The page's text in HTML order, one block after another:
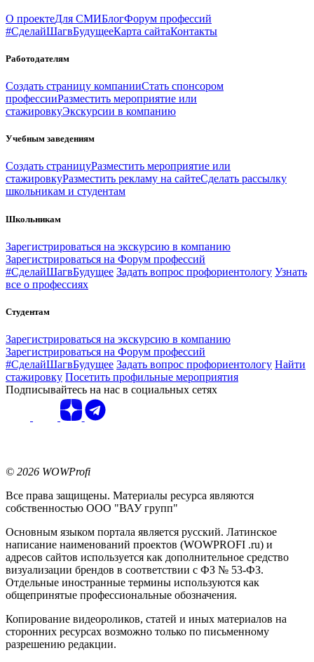
О проектеДля СМИБлогФорум профессий
#СделайШагвБудущееКарта сайтаКонтакты
Работодателям
Создать страницу компанииСтать спонсором
профессииРазместить мероприятие или
стажировкуЭкскурсии в компанию
Учебным заведениям
Создать страницуРазместить мероприятие или
стажировкуРазместить рекламу на сайтеСделать рассылку
школьникам и студентам
Школьникам
Зарегистрироваться на экскурсию в компанию
Зарегистрироваться на Форум профессий
#СделайШагвБудущее Задать вопрос профориентологу Узнать
все о профессиях
Студентам
Зарегистрироваться на экскурсию в компанию
Зарегистрироваться на Форум профессий
#СделайШагвБудущее Задать вопрос профориентологу Найти
стажировку Посетить профильные мероприятия
Подписывайтесь на нас в социальных сетях
© 2026 WOWProfi
Все права защищены. Материалы ресурса являются
собственностью ООО "ВАУ групп"
Основным языком портала является русский. Латинское
написание наименований проектов (WOWPROFI .ru) и
адресов сайтов используется как дополнительное средство
визуализации брендов в соответствии с ФЗ № 53-ФЗ.
Отдельные иностранные термины используются как
общепринятые профессиональные обозначения.
Копирование видеороликов, статей и иных материалов на
сторонних ресурсах возможно только по письменному
разрешению редакции.